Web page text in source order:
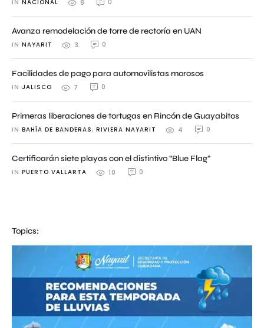
IN NACIONAL 8 0
Avanza remodelación de torre de rectoría en UAN
IN NAYARIT 3 0
Facilidades de pago para automovilistas morosos
IN JALISCO 7 0
Primeras liberaciones de tortugas en Rincón de Guayabitos
IN BAHÍA DE BANDERAS, RIVIERA NAYARIT 4 0
Certificarán siete playas con el distintivo “Blue Flag”
IN PUERTO VALLARTA 10 0
Topics: